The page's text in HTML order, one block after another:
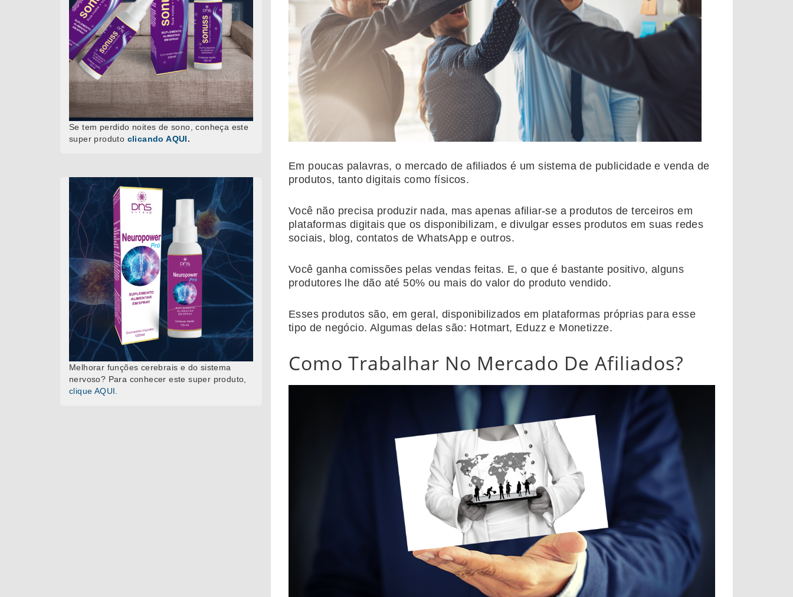
Se tem perdido noites de sono, conheça este
super produto clicando AQUI.
Melhorar funções cerebrais e do sistema
nervoso? Para conhecer este super produto,
clique AQUI
Em poucas palavras, o mercado de afiliados é um sistema de publicidade e venda de
produtos, tanto digitais como físicos.
Você não precisa produzir nada, mas apenas afiliar-se a produtos de terceiros em
plataformas digitais que os disponibilizam, e divulgar esses produtos em suas redes
sociais, blog, contatos de WhatsApp e outros.
Você ganha comissões pelas vendas feitas. E, o que é bastante positivo, alguns
produtores lhe dão até 50% ou mais do valor do produto vendido.
Esses produtos são, em geral, disponibilizados em plataformas próprias para esse
tipo de negócio. Algumas delas são: Hotmart, Eduzz e Monetizze.
Como Trabalhar No Mercado De Afiliados?